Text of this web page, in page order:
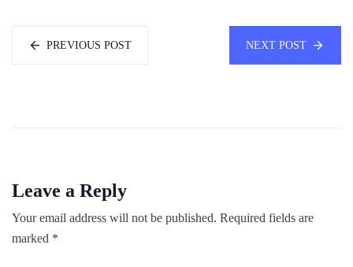
PREVIOUS POST NEXT POST
Leave a Reply
Your email address will not be published. Required fields are
marked *